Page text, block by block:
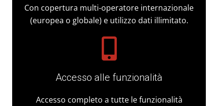
Con copertura multi-operatore internazionale
(europea o globale) e utilizzo dati illimitato.
Accesso alle funzionalità
Accesso completo a tutte le funzionalità